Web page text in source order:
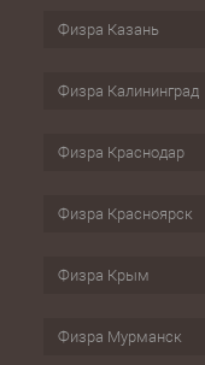
Физра Казань
Физра Калининград
Физра Краснодар
Физра Красноярск
Физра Крым
Физра Мурманск